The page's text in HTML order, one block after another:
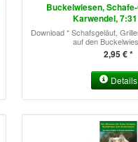
Buckelwiesen,
Karwendel, 7:31
Download * Schafsgeläut,
auf den
2,95 € *
Details